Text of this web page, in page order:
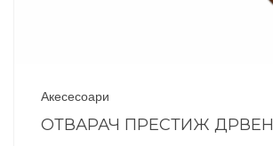
Акесесоари
ОТВАРАЧ ПРЕСТИЖ ДРВЕН